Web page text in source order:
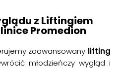
z Liftingiem
Promedion
zaawansowany lifting
młodzieńczy wygląd i